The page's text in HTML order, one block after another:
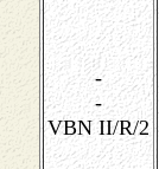
-
-
VBN II/R/2